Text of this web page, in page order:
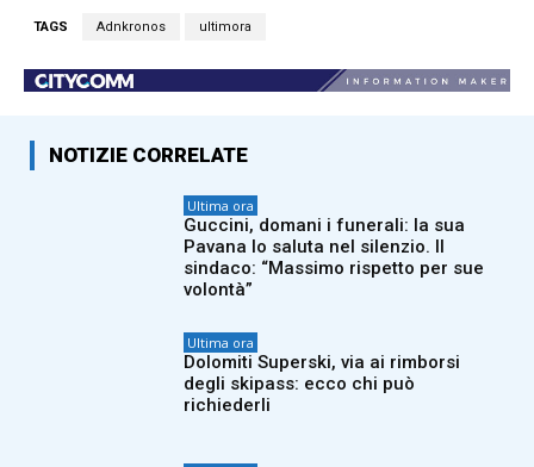
TAGS Adnkronos ultimora
NOTIZIE CORRELATE
Ultima ora
Guccini, domani i funerali: la sua
Pavana lo saluta nel silenzio. Il
sindaco: “Massimo rispetto per sue
volontà”
Ultima ora
Dolomiti Superski, via ai rimborsi
degli skipass: ecco chi può
richiederli